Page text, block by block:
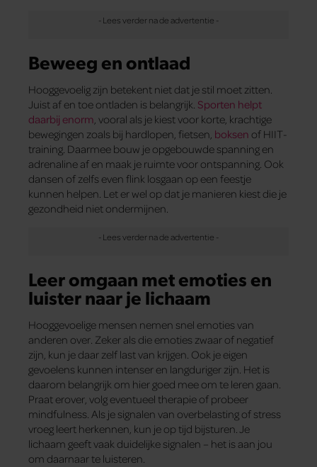
Beweeg en ontlaad
Hooggevoelig zijn betekent niet dat je stil moet zitten.
Juist af en toe ontladen is belangrijk. Sporten helpt
daarbij enorm, vooral als je kiest voor korte, krachtige
bewegingen zoals bij hardlopen, fietsen, boksen of HIIT-
training. Daarmee bouw je opgebouwde spanning en
adrenaline af en maak je ruimte voor ontspanning. Ook
dansen of zelfs even flink losgaan op een feestje
kunnen helpen. Let er wel op dat je manieren kiest die je
gezondheid niet ondermijnen.
Leer omgaan met emoties en
luister naar je lichaam
Hooggevoelige mensen nemen snel emoties van
anderen over. Zeker als die emoties zwaar of negatief
zijn, kun je daar zelf last van krijgen. Ook je eigen
gevoelens kunnen intenser en langduriger zijn. Het is
daarom belangrijk om hier goed mee om te leren gaan.
Praat erover, volg eventueel therapie of probeer
mindfulness. Als je signalen van overbelasting of stress
vroeg leert herkennen, kun je op tijd bijsturen. Je
lichaam geeft vaak duidelijke signalen – het is aan jou
om daarnaar te luisteren.